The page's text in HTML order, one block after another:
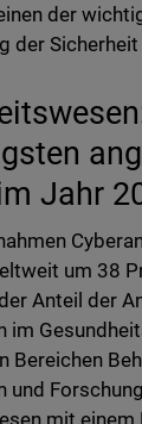
der
der
Jahr
um 38
Anteil der
im
Bereichen
und